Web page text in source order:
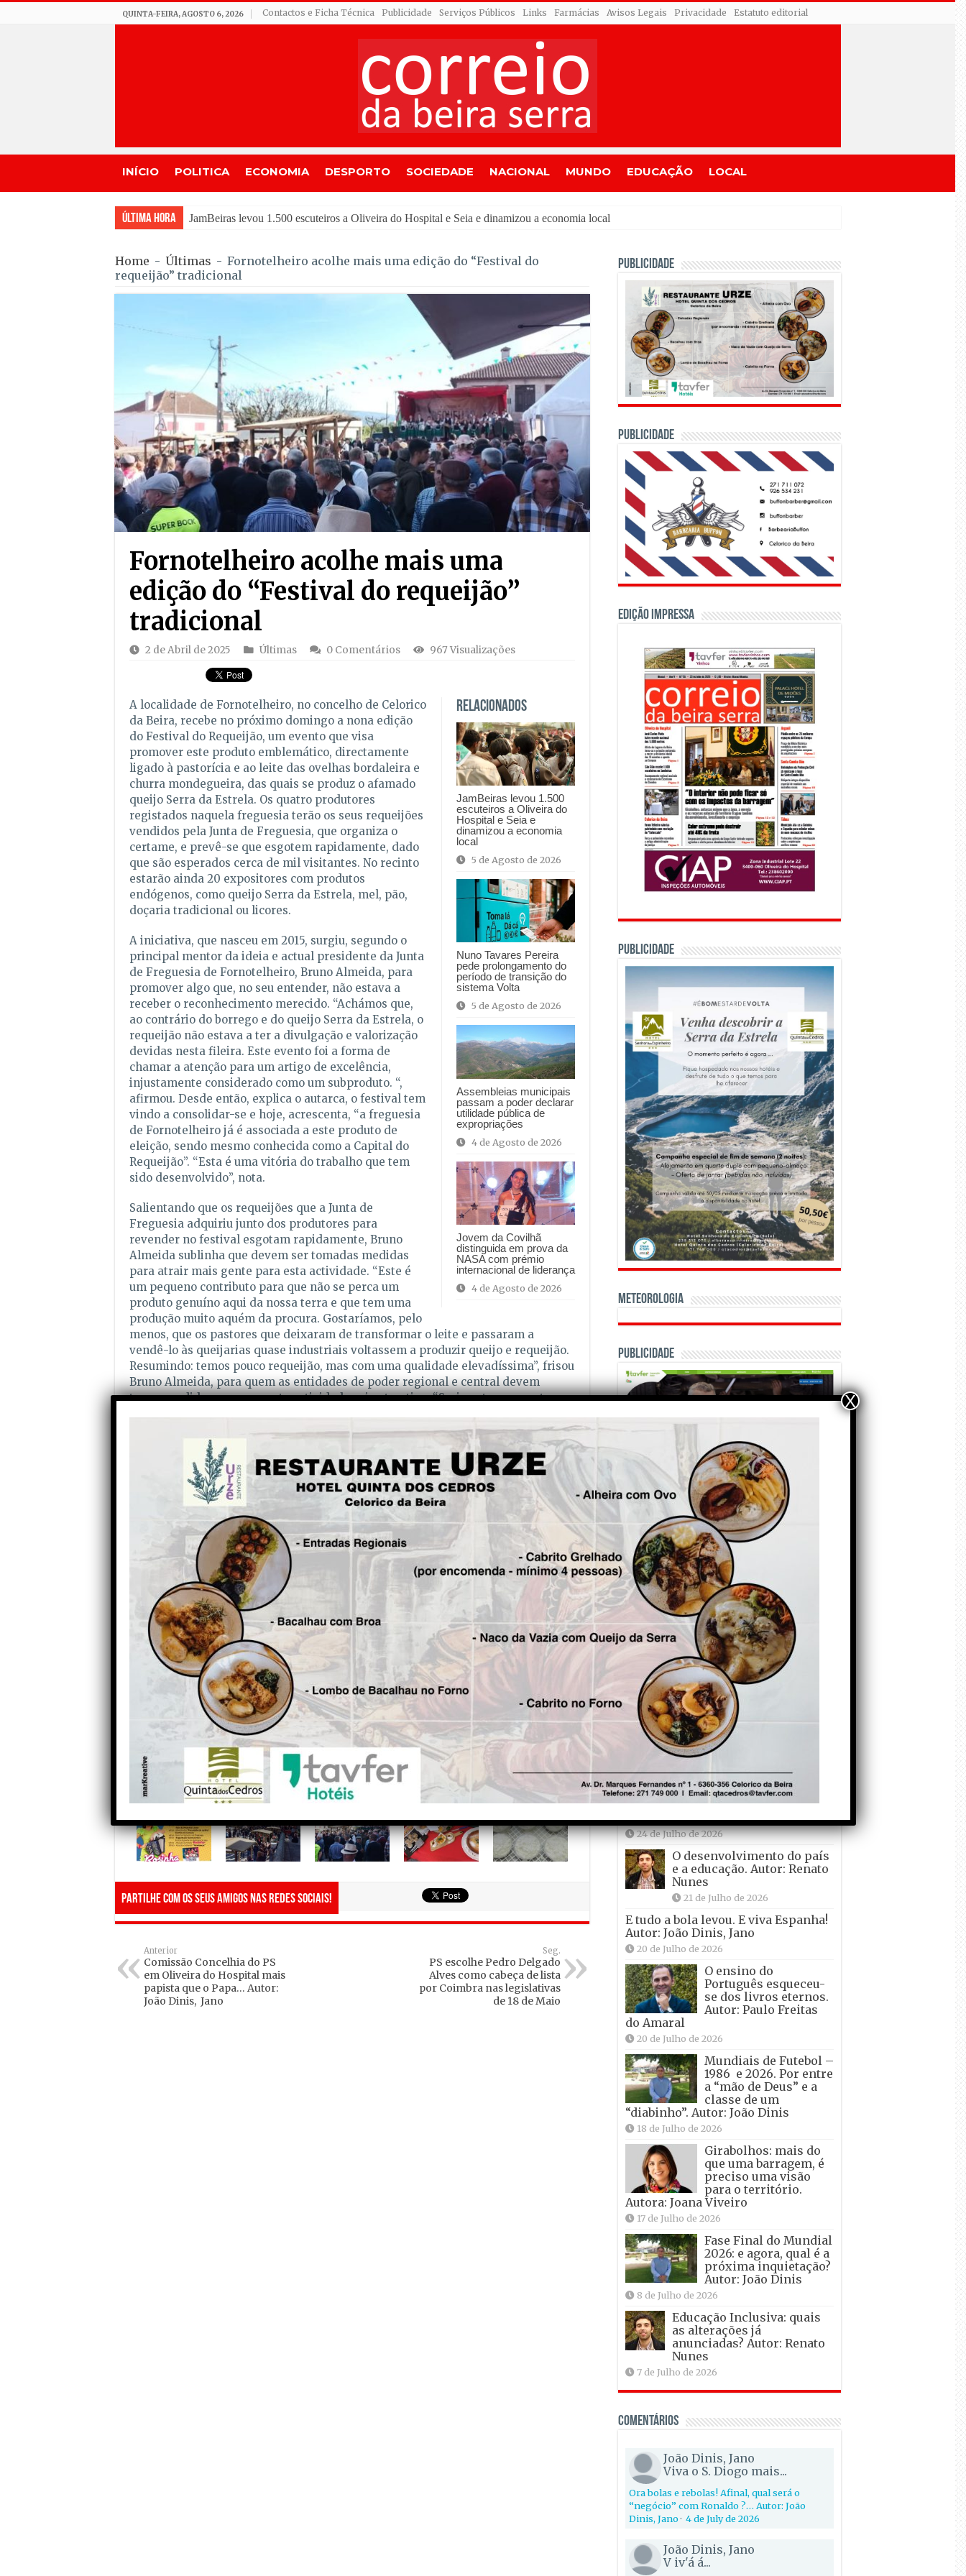
QUINTA-FEIRA, AGOSTO 6, 2026 Contactos e Ficha Técnica Publicidade Serviços Públicos Links Farmácias Avisos Legais Privacidade Estatuto editorial
INÍCIO POLITICA ECONOMIA DESPORTO SOCIEDADE NACIONAL MUNDO EDUCAÇÃO LOCAL
Última Hora Tradição do “Solteiros vs C
Home - Últimas - Fornotelheiro acolhe mais uma edição do “Festival do
requeijão” tradicional
Fornotelheiro acolhe mais uma
edição do “Festival do requeijão”
tradicional
2 de Abril de 2025 Últimas 0 Comentários 967 Visualizações
Relacionados
JamBeiras levou 1.500
escuteiros a Oliveira do
Hospital e Seia e
dinamizou a economia
local
5 de Agosto de 2026
Nuno Tavares Pereira
pede prolongamento do
período de transição do
sistema Volta
5 de Agosto de 2026
Assembleias municipais
passam a poder declarar
utilidade pública de
expropriações
4 de Agosto de 2026
Jovem da Covilhã
distinguida em prova da
NASA com prémio
internacional de liderança
4 de Agosto de 2026
A localidade de Fornotelheiro, no concelho de Celorico
da Beira, recebe no próximo domingo a nona edição
do Festival do Requeijão, um evento que visa
promover este produto emblemático, directamente
ligado à pastorícia e ao leite das ovelhas bordaleira e
churra mondegueira, das quais se produz o afamado
queijo Serra da Estrela. Os quatro produtores
registados naquela freguesia terão os seus requeijões
vendidos pela Junta de Freguesia, que organiza o
certame, e prevê-se que esgotem rapidamente, dado
que são esperados cerca de mil visitantes. No recinto
estarão ainda 20 expositores com produtos
endógenos, como queijo Serra da Estrela, mel, pão,
doçaria tradicional ou licores.
A iniciativa, que nasceu em 2015, surgiu, segundo o
principal mentor da ideia e actual presidente da Junta
de Freguesia de Fornotelheiro, Bruno Almeida, para
promover algo que, no seu entender, não estava a
receber o reconhecimento merecido. “Achámos que,
ao contrário do borrego e do queijo Serra da Estrela, o
requeijão não estava a ter a divulgação e valorização
devidas nesta fileira. Este evento foi a forma de
chamar a atenção para um artigo de excelência,
injustamente considerado como um subproduto. “,
afirmou. Desde então, explica o autarca, o festival tem
vindo a consolidar-se e hoje, acrescenta, “a freguesia
de Fornotelheiro já é associada a este produto de
eleição, sendo mesmo conhecida como a Capital do
Requeijão”. “Esta é uma vitória do trabalho que tem
sido desenvolvido”, nota.
Salientando que os requeijões que a Junta de
Freguesia adquiriu junto dos produtores para
revender no festival esgotam rapidamente, Bruno
Almeida sublinha que devem ser tomadas medidas
para atrair mais gente para esta actividade. “Este é
um pequeno contributo para que não se perca um
produto genuíno aqui da nossa terra e que tem uma
produção muito aquém da procura. Gostaríamos, pelo
menos, que os pastores que deixaram de transformar o leite e passaram a
vendê-lo às queijarias quase industriais voltassem a produzir queijo e requeijão.
Resumindo: temos pouco requeijão, mas com uma qualidade elevadíssima”, frisou
Bruno Almeida, para quem as entidades de poder regional e central devem
tomar medidas para que esta actividade seja atractiva. “Seria extremamente
Para além da venda e degustação de produtos locais, o festival inclui diversas
actividades. Uma das mais procuradas é a caminhada Rota do Requeijão, que
conta com 300 elementos inscritos (as inscrições encerraram na terça-feira), e
tem um percurso que leva os caminhantes pelos territórios onde pastam as
ovelhas, com paragem, este ano, na queijaria Quinta da Moita para uma prova de
requeijão e queijo.
O evento inclui ainda um concurso de bolos, no qual o requeijão é ingrediente
obrigatório. As iguarias podem ser entregues até às 15h00 de domingo para
avaliação. A Escola Superior de Hotelaria de Seia também marcará presença,
promovendo degustações de produtos confeccionados com requeijão. O festival
contará ainda com animação variada, culminando com um espectáculo da
cantora popular Rosinha.
Mais do que uma mostra gastronómica, o Festival do Requeijão reafirma a
identidade de Fornotelheiro e valoriza a tradição de um produto que faz parte da
cultura e economia local. Com o crescimento dos últimos anos, Bruno Almeida
reconhece que um dia já é pouco para este evento e acredita que, no próximo
ano, poderá passar para dois dias. “Mas temos sempre a limitação logística de
uma pequena estrutura como é a nossa Junta de Freguesia”, conclui.
Partilhe com os seus amigos nas redes sociais!
Anterior
Comissão Concelhia do PS
em Oliveira do Hospital mais
papista que o Papa… Autor:
João Dinis, Jano
Seg.
PS escolhe Pedro Delgado
Alves como cabeça de lista
por Coimbra nas legislativas
de 18 de Maio
PUBLICIDADE
PUBLICIDADE
Edição Impressa
PUBLICIDADE
Meteorologia
Publicidade
OPINIÃO E CRÓNICAS
A marca Sporting em
todo o mundo está a
crescer atrás de
Ronaldo. Autor: Paulo
Freitas do Amaral
5 de Agosto de 2026
Falso crescimento…
Autor: Nuno Pereira
1 de Agosto de 2026
Tadei Pogacar vence o
“Tour” – A “Volta a
França em Bicicleta”
pela quinta vez! Autor:
João Dinis
27 de Julho de 2026
Condecorem o
Primeiro ! – que ele
não quer ir de férias!
Autor: Carlos Martelo
24 de Julho de 2026
O desenvolvimento do país
e a educação. Autor: Renato
Nunes
21 de Julho de 2026
E tudo a bola levou. E viva Espanha!
Autor: João Dinis, Jano
20 de Julho de 2026
O ensino do
Português esqueceu-
se dos livros eternos.
Autor: Paulo Freitas
do Amaral
20 de Julho de 2026
Mundiais de Futebol –
1986 e 2026. Por entre
a “mão de Deus” e a
classe de um
“diabinho”. Autor: João Dinis
18 de Julho de 2026
Girabolhos: mais do
que uma barragem, é
preciso uma visão
para o território.
Autora: Joana Viveiro
17 de Julho de 2026
Fase Final do Mundial
2026: e agora, qual é a
próxima inquietação?
Autor: João Dinis
8 de Julho de 2026
Educação Inclusiva: quais
as alterações já
anunciadas? Autor: Renato
Nunes
7 de Julho de 2026
Comentários
João Dinis, Jano
Viva o S. Diogo mais...
Ora bolas e rebolas! Afinal, qual será o
“negócio” com Ronaldo ?… Autor: João
Dinis, Jano· 4 de July de 2026
João Dinis, Jano
V iv'á á...
X